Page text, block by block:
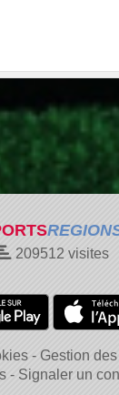
209512 visites
Gestion
Signaler un